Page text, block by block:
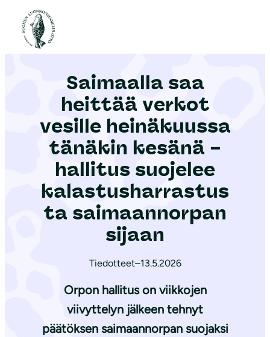
Etusivu
Saimaalla saa
heittää verkot
vesille heinäkuussa
tänäkin kesänä –
hallitus suojelee
kalastusharrastus
ta saimaannorpan
sijaan
Tiedotteet–13.5.2026
Orpon hallitus on viikkojen
viivyttelyn jälkeen tehnyt
päätöksen saimaannorpan suojaksi